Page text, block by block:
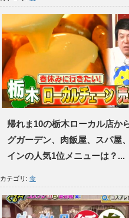
帰れま10の栃木ローカル店か
グガーデン、肉飯屋、スパ屋
インの人気1位メニューは？...
カテゴリ: 食